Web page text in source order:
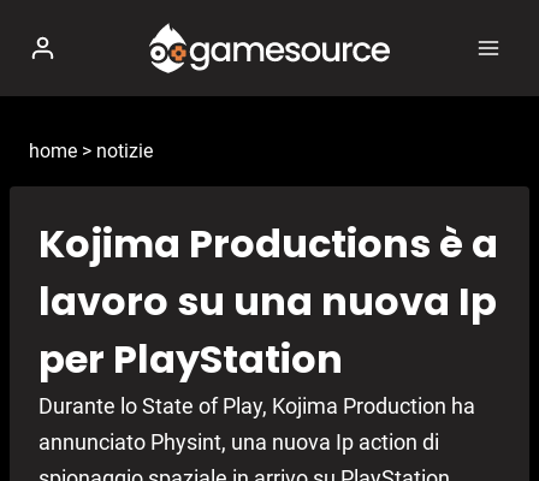
contenuto
home > notizie
Kojima Productions è a
lavoro su una nuova Ip
per PlayStation
Durante lo State of Play, Kojima Production ha
annunciato Physint, una nuova Ip action di